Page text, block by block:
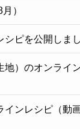
）
シピを公開しま
地）のオンライ
インレシピ（動